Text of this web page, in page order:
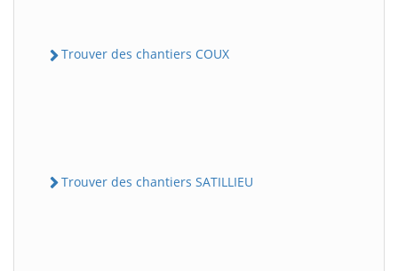
Trouver des chantiers COUX
Trouver des chantiers SATILLIEU